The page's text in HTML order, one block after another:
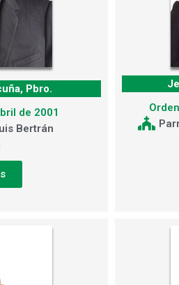
Pbro.
de 2001
Bertrán